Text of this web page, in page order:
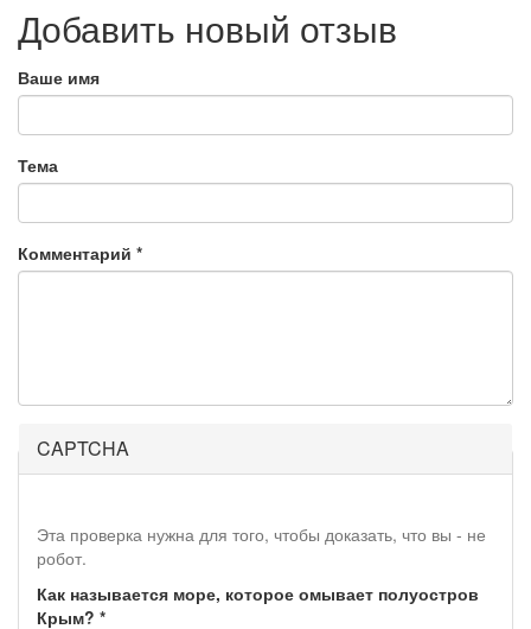
Добавить новый отзыв
Ваше имя
Тема
Комментарий *
CAPTCHA
Эта проверка нужна для того, чтобы доказать, что вы - не
робот.
Как называется море, которое омывает полуостров
Крым? *